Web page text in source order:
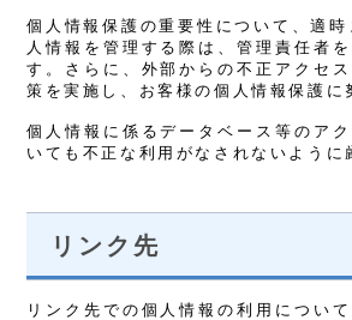
個人情報保護の重要性について、適
人情報を管理する際は、管理責任者
す。さらに、外部からの不正アクセ
策を実施し、お客様の個人情報保護に
個人情報に係るデータベース等のア
いても不正な利用がなされないように
リンク先
リンク先での個人情報の利用につい